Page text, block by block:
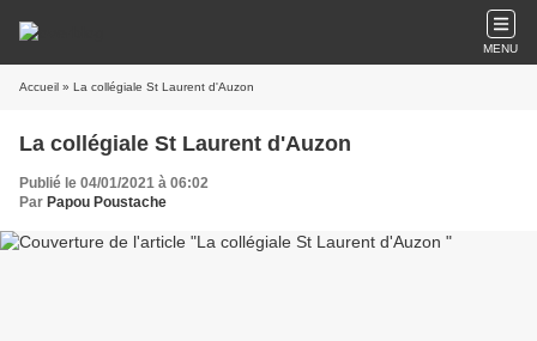
MENU
Accueil » La collégiale St Laurent d'Auzon
La collégiale St Laurent d'Auzon
Publié le 04/01/2021 à 06:02
Par Papou Poustache